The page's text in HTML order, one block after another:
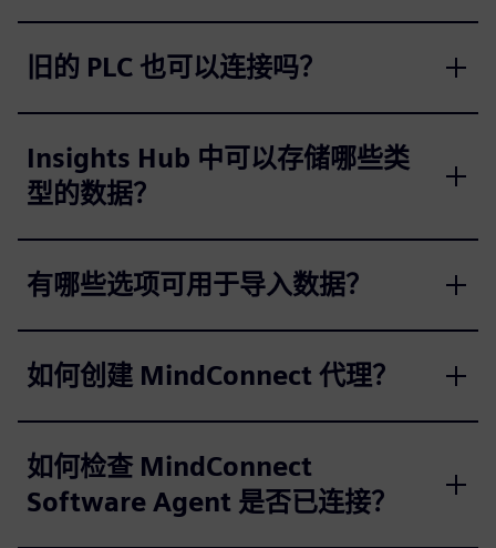
旧的 PLC 也可以连接吗？
Insights Hub 中可以存储哪些类
型的数据？
有哪些选项可用于导入数据？
如何创建 MindConnect 代理？
如何检查 MindConnect
Software Agent 是否已连接？